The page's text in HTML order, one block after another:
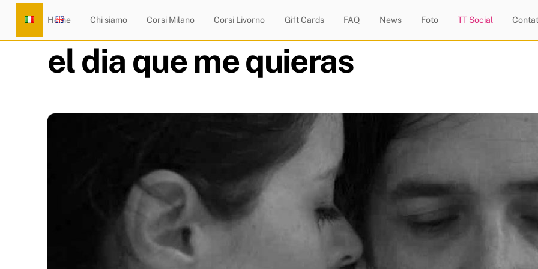
content
Home Chi siamo Corsi Milano Corsi Livorno Gift Cards FAQ News Foto TT Social
el dia que me quieras